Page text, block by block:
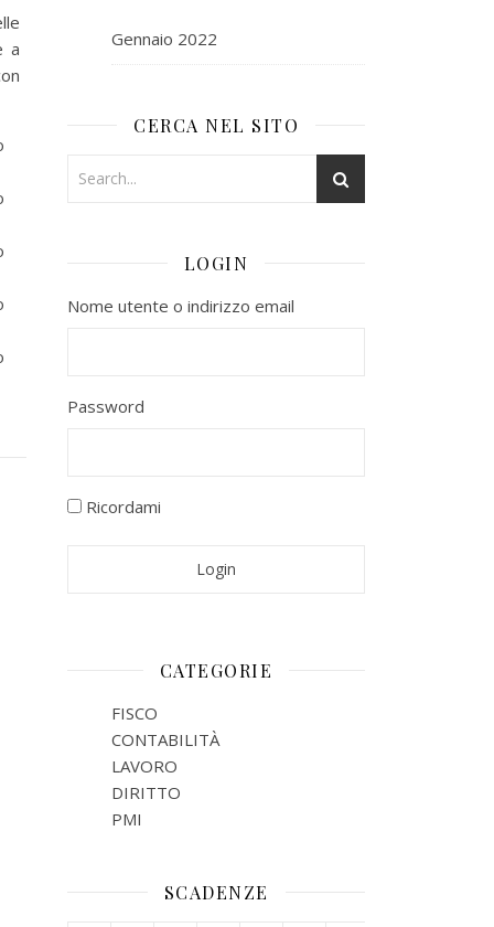
a
Gennaio 2022
CERCA NEL SITO
LOGIN
Nome utente o indirizzo email
Password
Ricordami
CATEGORIE
FISCO
CONTABILITÀ
LAVORO
DIRITTO
PMI
SCADENZE